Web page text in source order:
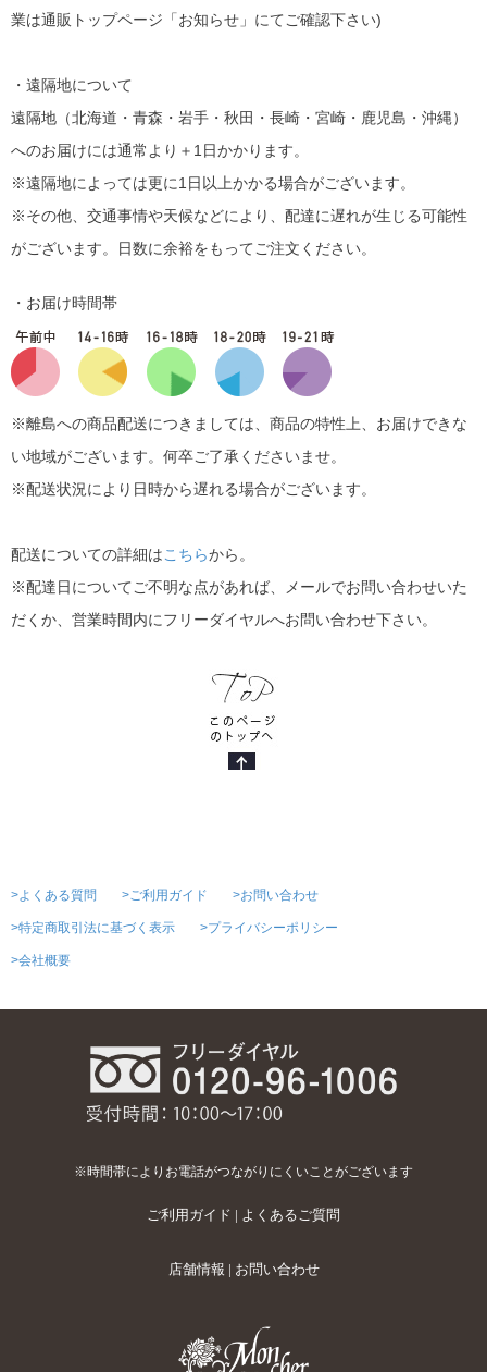
業は通販トップページ「お知らせ」にてご確認下さい)
・遠隔地について
遠隔地（北海道・青森・岩手・秋田・長崎・宮崎・鹿児島・沖縄）
へのお届けには通常より＋1日かかります。
※遠隔地によっては更に1日以上かかる場合がございます。
※その他、交通事情や天候などにより、配達に遅れが生じる可能性
がございます。日数に余裕をもってご注文ください。
・お届け時間帯
※離島への商品配送につきましては、商品の特性上、お届けできな
い地域がございます。何卒ご了承くださいませ。
※配送状況により日時から遅れる場合がございます。
配送についての詳細はこちらから。
※配達日についてご不明な点があれば、メールでお問い合わせいた
だくか、営業時間内にフリーダイヤルへお問い合わせ下さい。
>よくある質問 >ご利用ガイド >お問い合わせ
>特定商取引法に基づく表示 >プライバシーポリシー
>会社概要
※時間帯によりお電話がつながりにくいことがございます
ご利用ガイド | よくあるご質問
店舗情報 | お問い合わせ